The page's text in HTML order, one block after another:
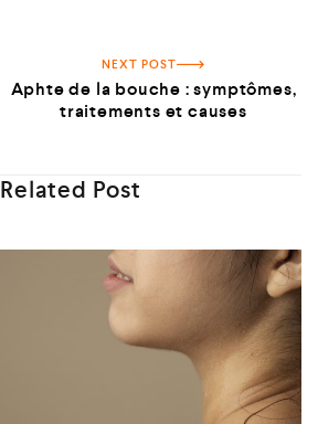
NEXT POST
Aphte de la bouche : symptômes,
traitements et causes
Related Post